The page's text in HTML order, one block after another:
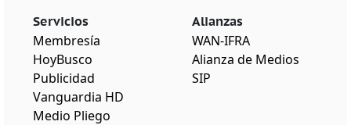
Servicios
Membresía
HoyBusco
Publicidad
Vanguardia HD
Medio Pliego
Alianzas
WAN-IFRA
Alianza de Medios
SIP